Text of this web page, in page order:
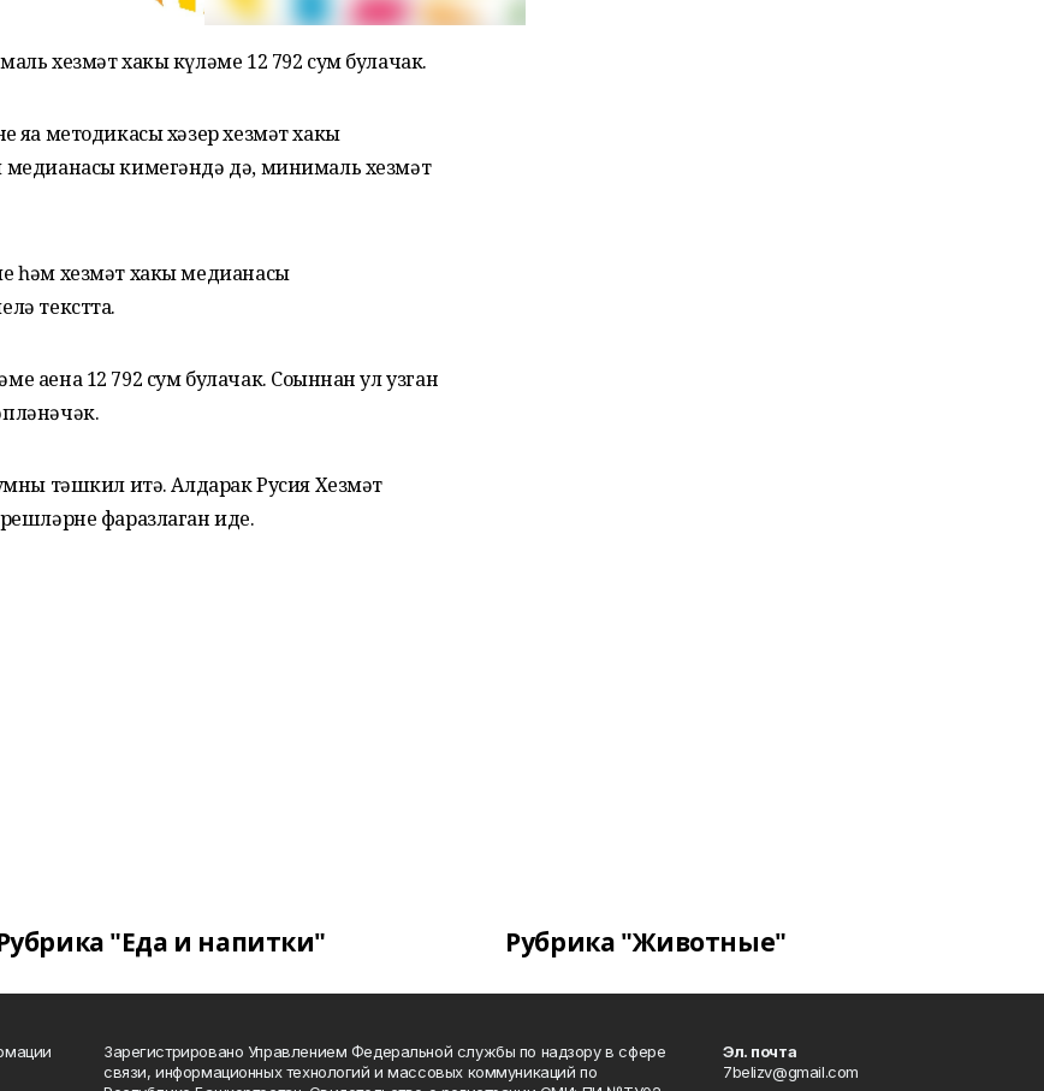
хезмәт хакы күләме 12 792 сум булачак.
методикасы хәзер хезмәт хакы
кимегәндә дә, минималь хезмәт
һәм хезмәт хакы медианасы
текстта.
аена 12 792 сум булачак. Соңыннан ул узган
тәшкил итә. Алдарак Русия Хезмәт
фаразлаган иде.
"Еда и напитки" Рубрика "Животные"
Зарегистрировано Управлением Федеральной службы по надзору в сфере
связи, информационных технологий и массовых коммуникаций по
Эл. почта
7belizv@gmail.com